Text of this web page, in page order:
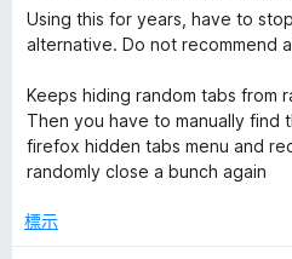
價
1
，
滿
分
5
Using this for years, have to
alternative. Do not recommend
Keeps hiding random tabs from
Then you have to manually find
firefox hidden tabs menu and
randomly close a bunch again
標示